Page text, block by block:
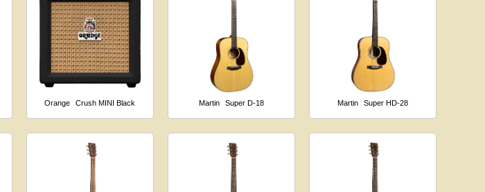
Orange Crush MINI Black Martin Super D-18 Martin Super HD-28